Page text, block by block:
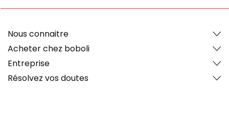
Nous connaitre
Acheter chez boboli
Entreprise
Résolvez vos doutes